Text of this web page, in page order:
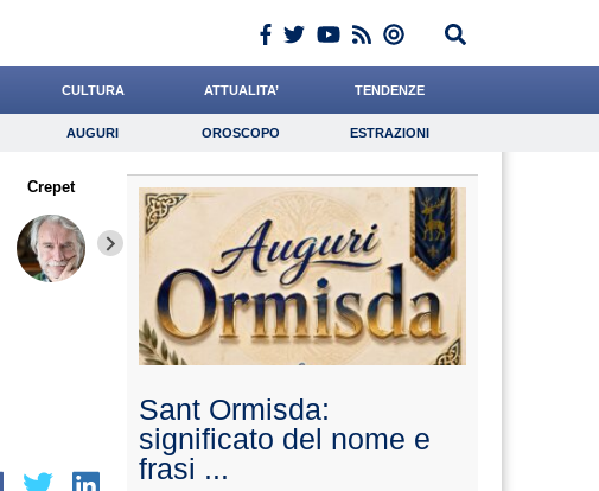
CULTURA ATTUALITA’ TENDENZE
Auguri Oroscopo Estrazioni
Giornalista Lavoro Psicologia
AUGURI OROSCOPO ESTRAZIONI
Crepet Pasquino Ferrante De Leo Buzzatti Liguori
Sant Ormisda:
significato del nome e
frasi ...